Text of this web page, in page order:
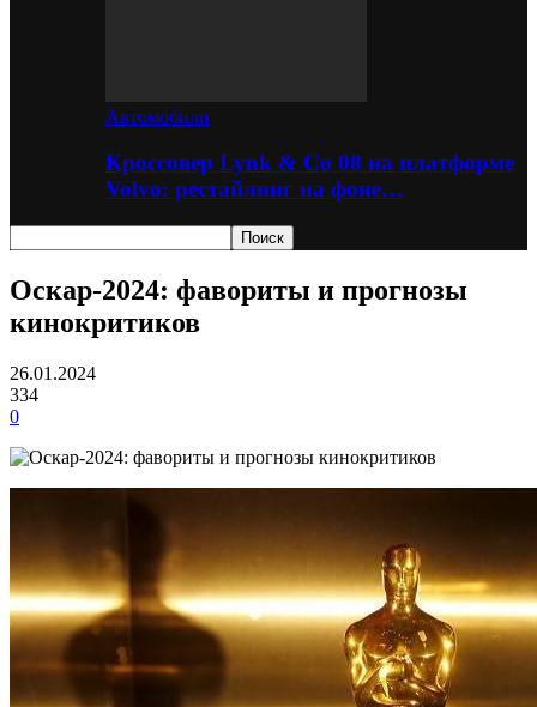
Автомобили
Кроссовер Lynk & Co 08 на платформе
Volvo: рестайлинг на фоне…
Оскар-2024: фавориты и прогнозы
кинокритиков
26.01.2024
334
0